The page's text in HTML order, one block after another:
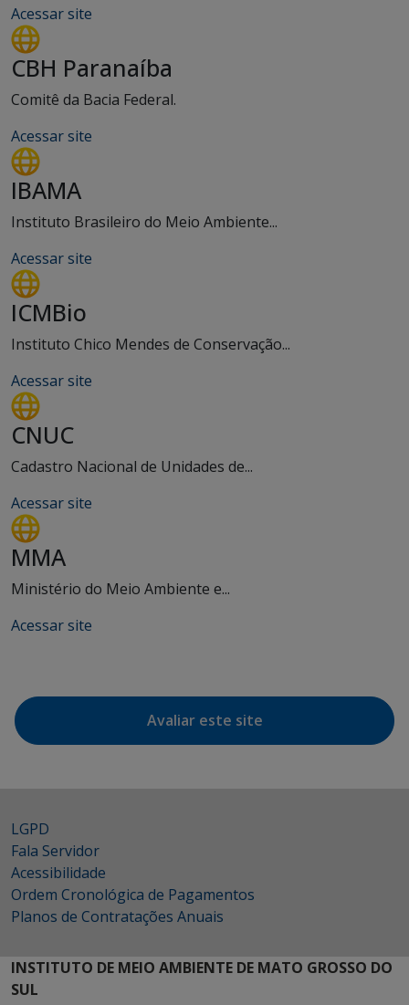
Acessar site
CBH Paranaíba
Comitê da Bacia Federal.
Acessar site
IBAMA
Instituto Brasileiro do Meio Ambiente...
Acessar site
ICMBio
Instituto Chico Mendes de Conservação...
Acessar site
CNUC
Cadastro Nacional de Unidades de...
Acessar site
MMA
Ministério do Meio Ambiente e...
Acessar site
Avaliar este site
LGPD
Fala Servidor
Acessibilidade
Ordem Cronológica de Pagamentos
Planos de Contratações Anuais
INSTITUTO DE MEIO AMBIENTE DE MATO GROSSO DO
SUL